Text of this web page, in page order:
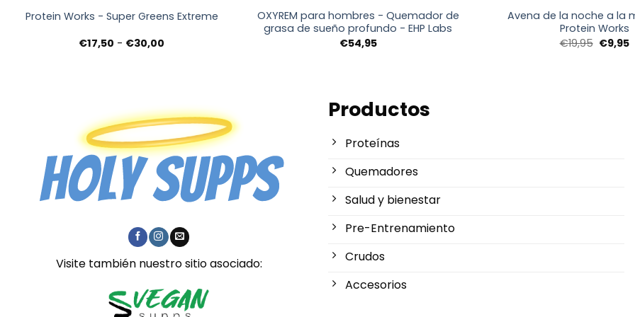
Protein Works - Super Greens Extreme
€17,50 - €30,00
OXYREM para hombres - Quemador de
grasa de sueño profundo - EHP Labs
€54,95
Avena de la noche a la
Protein Works
€19,95 El
precio
€9,95El
Visite también nuestro sitio asociado:
Productos
Proteínas
Quemadores
Salud y bienestar
Pre-Entrenamiento
Crudos
Accesorios